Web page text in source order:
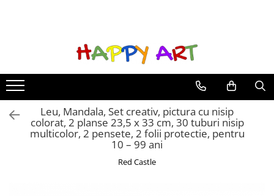
Picturi pe numere animale
Picturi pe numere flori
Picturi pe numere peisaje
Goblenuri cu diamante icoane
CASUTE DIY
INSTRUMENTE MUZICALE
JUCARII BAIE
JUCARII INTERACTIVE
MASINI
PAPUSI
TELESCOP
Leu, Mandala, Set creativ, pictura cu nisip
colorat, 2 planse 23,5 x 33 cm, 30 tuburi nisip
multicolor, 2 pensete, 2 folii protectie, pentru
10 – 99 ani
Red Castle